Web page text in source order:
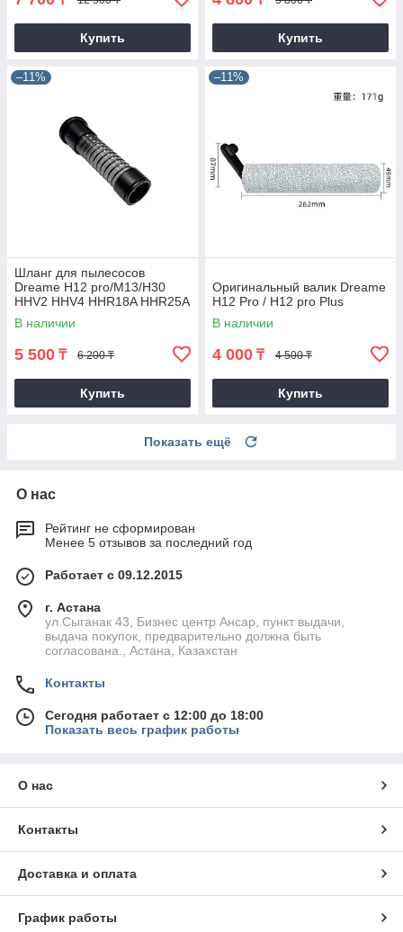
Купить Купить
–11%
Шланг для пылесосов
Dreame H12 pro/M13/H30
HHV2 HHV4 HHR18A HHR25A
HHR25B
В наличии
5 500 ₸ 6 200 ₸
Купить
–11%
Оригинальный валик Dreame
H12 Pro / H12 pro Plus
В наличии
4 000 ₸ 4 500 ₸
Купить
Показать ещё
О нас
Рейтинг не сформирован
Менее 5 отзывов за последний год
Работает с 09.12.2015
г. Астана
ул.Сыганак 43, Бизнес центр Ансар, пункт выдачи,
выдача покупок, предварительно должна быть
согласована., Астана, Казахстан
Контакты
Сегодня работает с 12:00 до 18:00
Показать весь график работы
О нас
Контакты
Доставка и оплата
График работы